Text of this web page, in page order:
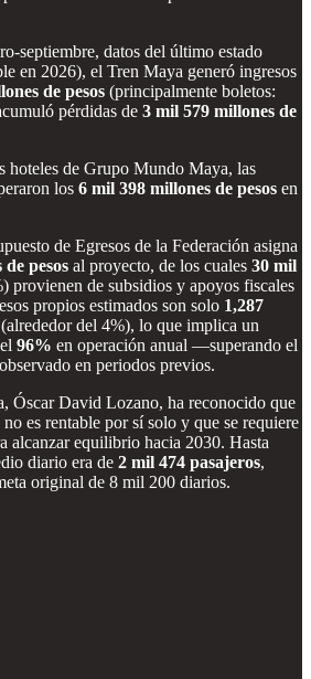
septiembre, datos del último estado
en 2026), el Tren Maya generó ingresos
de pesos (principalmente boletos:
pérdidas de 3 mil 579 millones de
hoteles de Grupo Mundo Maya, las
los 6 mil 398 millones de pesos en
de Egresos de la Federación asigna
pesos al proyecto, de los cuales 30 mil
provienen de subsidios y apoyos fiscales
propios estimados son solo 1,287
(alrededor del 4%), lo que implica un
96% en operación anual —superando el
en periodos previos.
Óscar David Lozano, ha reconocido que
es rentable por sí solo y que se requiere
alcanzar equilibrio hacia 2030. Hasta
diario era de 2 mil 474 pasajeros,
original de 8 mil 200 diarios.